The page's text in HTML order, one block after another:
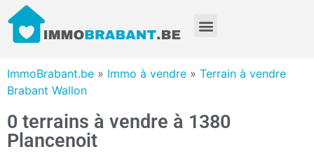
ImmoBrabant.be » Immo à vendre » Terrain à vendre
Brabant Wallon
0 terrains à vendre à 1380
Plancenoit